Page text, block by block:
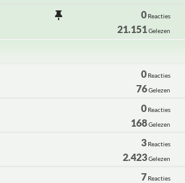
0Reacties
21.151Gelezen
0 Reacties
76Gelezen
0 Reacties
168Gelezen
3 Reacties
2.423Gelezen
7 Reacties